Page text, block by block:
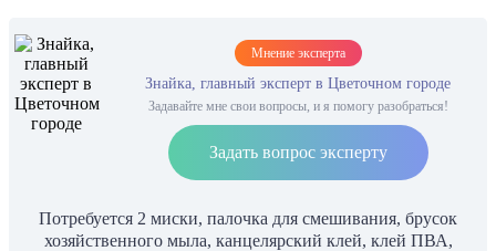
Мнение эксперта
Знайка, главный эксперт в Цветочном городе
Задавайте мне свои вопросы, и я помогу разобраться!
Задать вопрос эксперту
Потребуется 2 миски, палочка для смешивания, брусок
хозяйственного мыла, канцелярский клей, клей ПВА,